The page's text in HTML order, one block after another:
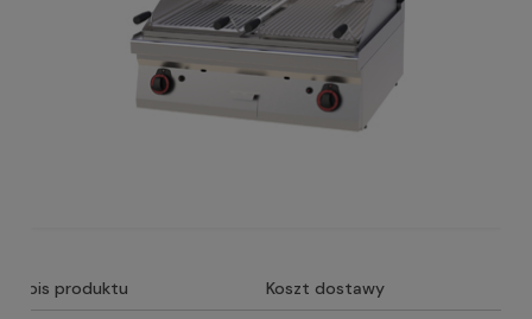
Opis produktu Koszt dostawy